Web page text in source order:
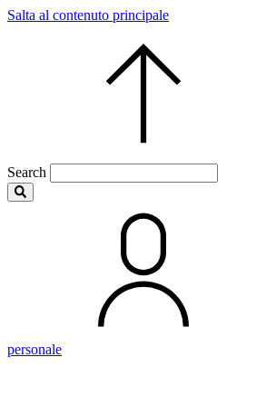
Salta al contenuto principale
Search
personale